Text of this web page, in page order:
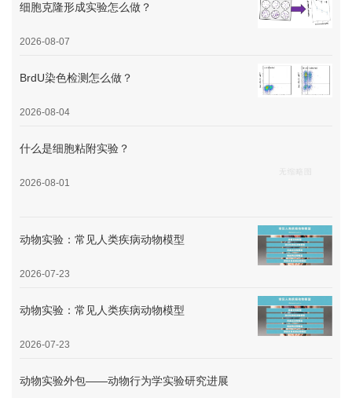
细胞克隆形成实验怎么做？
2026-08-07
BrdU染色检测怎么做？
2026-08-04
什么是细胞粘附实验？
2026-08-01
动物实验：常见人类疾病动物模型
2026-07-23
动物实验：常见人类疾病动物模型
2026-07-23
动物实验外包——动物行为学实验研究进展